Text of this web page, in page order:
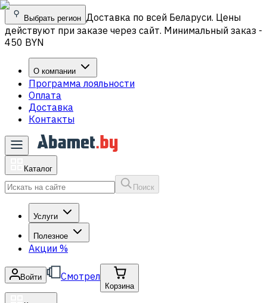
Выбрать регион Доставка по всей Беларуси. Цены
действуют при заказе через сайт. Минимальный заказ -
450 BYN
О компании
Программа лояльности
Оплата
Доставка
Контакты
Каталог
Поиск
Услуги
Полезное
Акции %
Войти Смотрел
Корзина